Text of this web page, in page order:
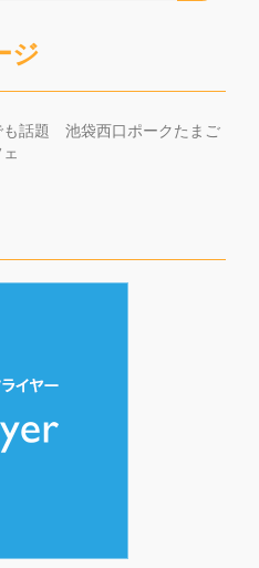
ジ
も話題 池袋西口ポークたまご